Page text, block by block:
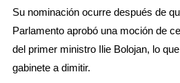
Su nominación ocurre después de
Parlamento aprobó una moción de
del primer ministro Ilie Bolojan, lo
gabinete a dimitir.